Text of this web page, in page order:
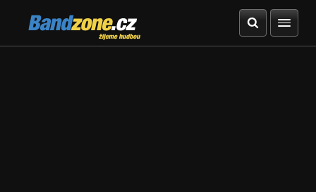
Bandzone.cz
žijeme hudbou